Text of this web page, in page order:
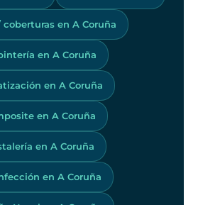
coberturas en A Coruña
en A Coruña
en A Coruña
en A Coruña
en A Coruña
en A Coruña